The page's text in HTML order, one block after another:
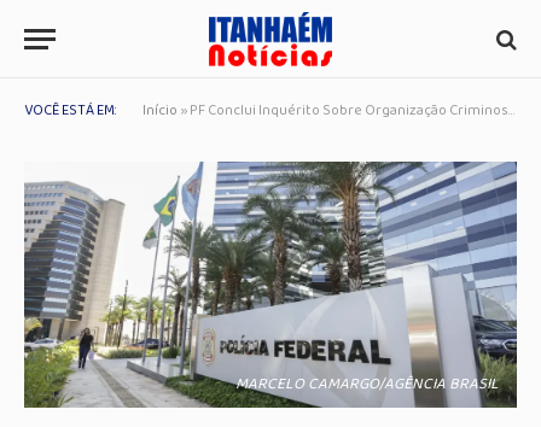
VOCÊ ESTÁ EM: Início »PF Conclui Inquérito Sobre Organização Criminosa que Planejava Impedir Posse de Lula e Alckmin
MARCELO CAMARGO/AGÊNCIA BRASIL